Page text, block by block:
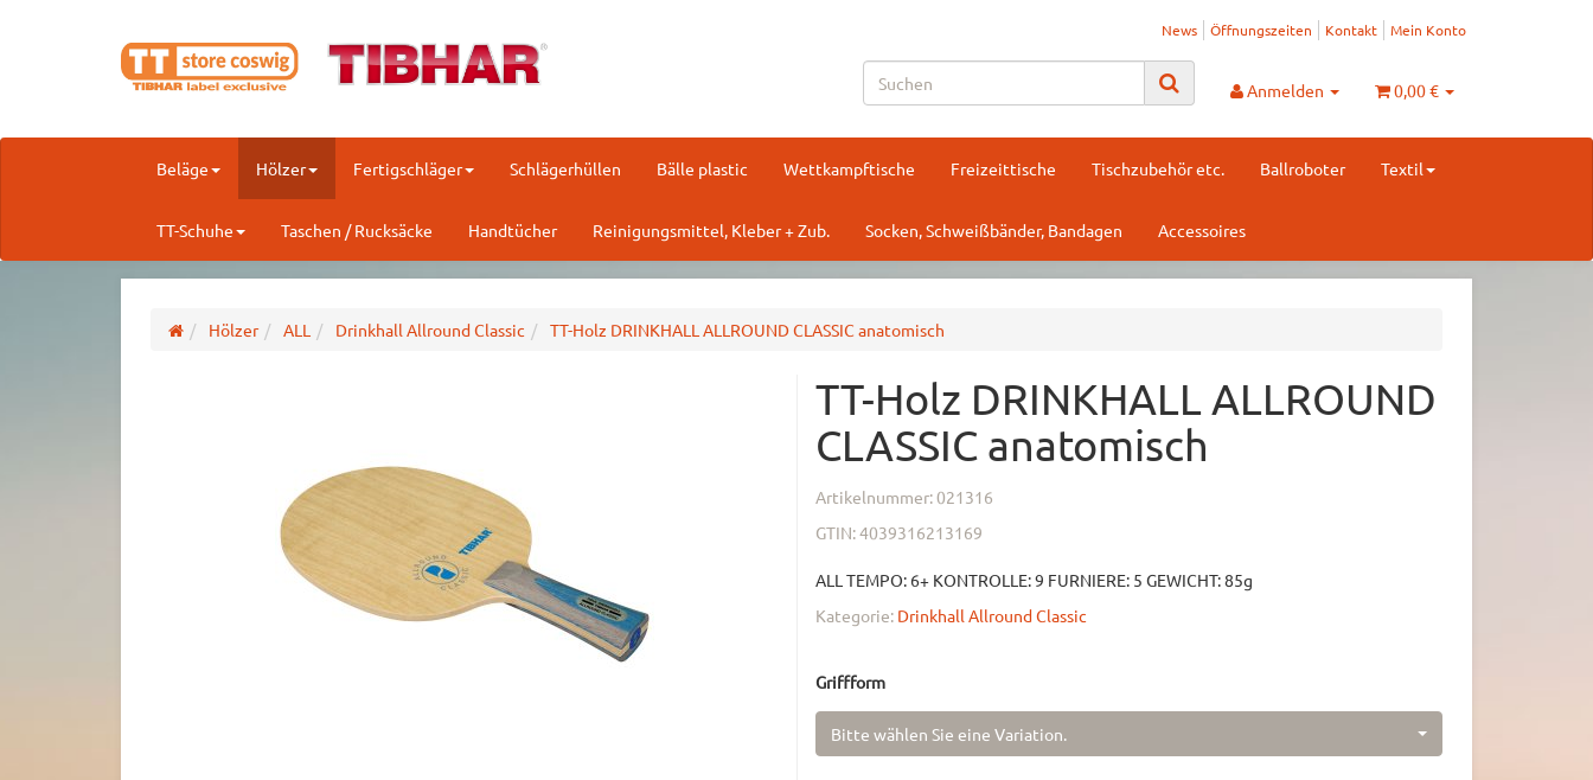
News Öffnungszeiten Kontakt Mein Konto
Anmelden 0,00 €
Beläge Hölzer Fertigschläger Schlägerhüllen Bälle plastic Wettkampftische Freizeittische Tischzubehör etc. Ballroboter Textil
TT-Schuhe Taschen / Rucksäcke Handtücher Reinigungsmittel, Kleber + Zub. Socken, Schweißbänder, Bandagen Accessoires
Hölzer ALL Drinkhall Allround Classic TT-Holz DRINKHALL ALLROUND CLASSIC anatomisch
TT-Holz DRINKHALL ALLROUND
CLASSIC anatomisch
Artikelnummer:021316
GTIN:4039316213169
ALL TEMPO: 6+ KONTROLLE: 9 FURNIERE: 5 GEWICHT: 85g
Kategorie: Drinkhall Allround Classic
Griffform
Bitte wählen Sie eine Variation.